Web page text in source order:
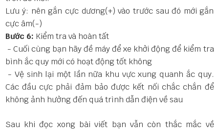
Lưu ý: nên gắn cực dương(+) vào trước sau đó mới gắn
cực âm(-)
Bước 6: Kiểm tra và hoàn tất
- Cuối cùng bạn hãy đề máy để xe khởi động để kiểm tra
bình ắc quy mới có hoạt động tốt không
- Vệ sinh lại một lần nữa khu vực xung quanh ắc quy.
Các đầu cực phải đảm bảo được kết nối chắc chắn để
không ảnh hưởng đến quá trình dẫn điện về sau
Sau khi đọc xong bài viết bạn vẫn còn thắc mắc về